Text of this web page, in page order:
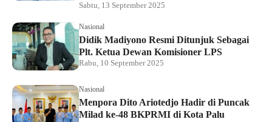
Sabtu, 13 September 2025
Nasional
Didik Madiyono Resmi Ditunjuk Sebagai
Plt. Ketua Dewan Komisioner LPS
Rabu, 10 September 2025
Nasional
Menpora Dito Ariotedjo Hadir di Puncak
Milad ke-48 BKPRMI di Kota Palu